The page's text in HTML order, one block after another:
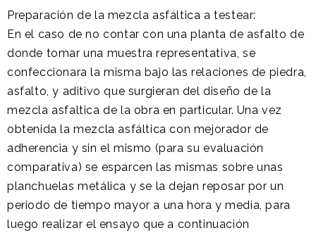
Preparación de la mezcla asfáltica a testear:
En el caso de no contar con una planta de asfalto de
donde tomar una muestra representativa, se
confeccionara la misma bajo las relaciones de piedra,
asfalto, y aditivo que surgieran del diseño de la
mezcla asfaltica de la obra en particular. Una vez
obtenida la mezcla asfáltica con mejorador de
adherencia y sin el mismo (para su evaluación
comparativa) se esparcen las mismas sobre unas
planchuelas metálica y se la dejan reposar por un
periodo de tiempo mayor a una hora y media, para
luego realizar el ensayo que a continuación